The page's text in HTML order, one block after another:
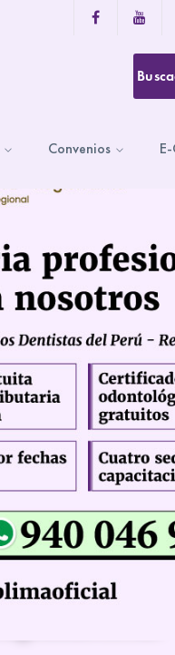
Facebook
Profile
Convenios